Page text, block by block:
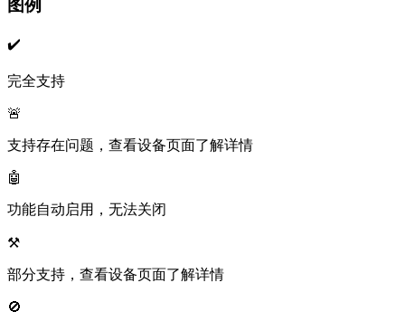
图例
✔️
完全支持
🚨
支持存在问题，查看设备页面了解详情
🤖
功能自动启用，无法关闭
⚒️
部分支持，查看设备页面了解详情
🚫